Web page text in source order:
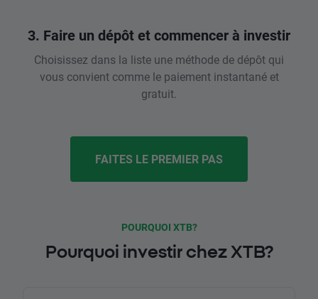
3. Faire un dépôt et commencer à investir
Choisissez dans la liste une méthode de dépôt qui
vous convient comme le paiement instantané et
gratuit.
FAITES LE PREMIER PAS
POURQUOI XTB?
Pourquoi investir chez XTB?